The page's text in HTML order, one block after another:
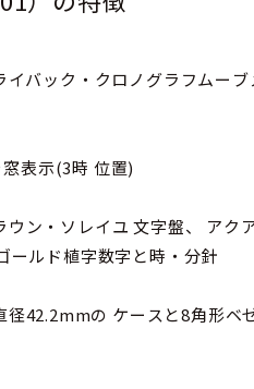
バック・クロノグラフムーブ
表示(3時 位置)
ン・ソレイユ 文字盤、 アク
ールド植字数字と時・分針
42.2mmの ケースと8角形ベ